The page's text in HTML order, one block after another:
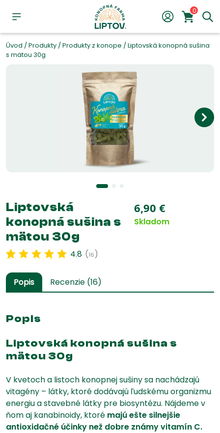
0
Úvod /Produkty /Produkty z konope /Liptovská konopná sušina
s mätou 30g
Liptovská
konopná sušina s
mätou 30g
Hodnotenie4.84 z 5 na
16
4.8 (16)
6,90€
Skladom
Popis Recenzie (16)
Popis
Liptovská konopná sušina s
mätou 30g
V kvetoch a listoch konopnej sušiny sa nachádzajú
vitagény – látky, ktoré dodávajú ľudskému organizmu
energiu a stavebné látky pre biosyntézu. Nájdeme v
ňom aj kanabinoidy, ktoré majú ešte silnejšie
antioxidačné účinky než dobre známy vitamín C.